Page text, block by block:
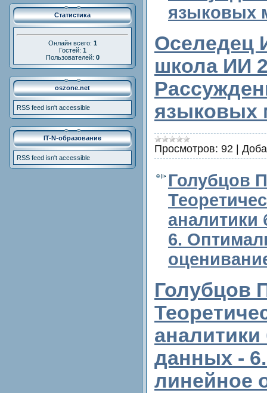
Статистика
Онлайн всего: 1
Гостей: 1
Пользователей: 0
oszone.net
RSS feed isn't accessible
IT-N-образование
RSS feed isn't accessible
языковых
Оселедец
школа ИИ
языковых
Просмотров: 92 |
Голубцов
6.
Голубцов
данных -
линейное